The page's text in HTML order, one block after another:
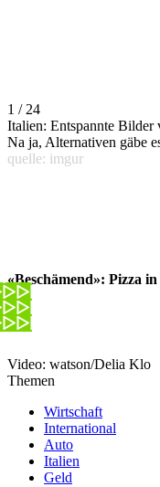
1 / 24
Italien: Entspannte Bilder
Na ja, Alternativen gäbe
quelle: imgur
«Beschämend»: Pizza
Video: watson/Delia Klo
Themen
Wirtschaft
International
Auto
Italien
Geld